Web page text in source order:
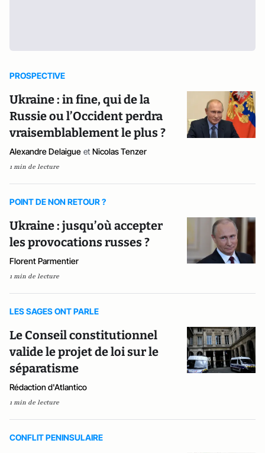
PROSPECTIVE
Ukraine : in fine, qui de la
Russie ou l’Occident perdra
vraisemblablement le plus ?
Alexandre Delaigue et Nicolas Tenzer
1 min de lecture
POINT DE NON RETOUR ?
Ukraine : jusqu’où accepter
les provocations russes ?
Florent Parmentier
1 min de lecture
LES SAGES ONT PARLE
Le Conseil constitutionnel
valide le projet de loi sur le
séparatisme
Rédaction d'Atlantico
1 min de lecture
CONFLIT PENINSULAIRE